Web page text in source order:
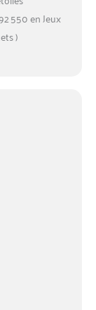
550 en Jeux
)